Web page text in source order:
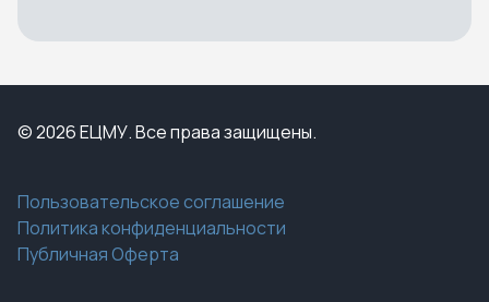
© 2026 ЕЦМУ. Все права защищены.
Пользовательское соглашение
Политика конфиденциальности
Публичная Оферта